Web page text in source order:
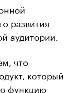
развития
аудитории.
что
который
функцию